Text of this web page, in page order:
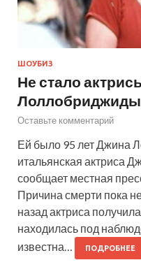
ШОУБИЗ
Не стало
Лоллобриджиды
Оставьте комментарий
Ей было 95 лет Джина
итальянская актриса
сообщает местная
Причина смерти пока
назад актриса
находилась под
известна…
ПОДРОБНЕЕ